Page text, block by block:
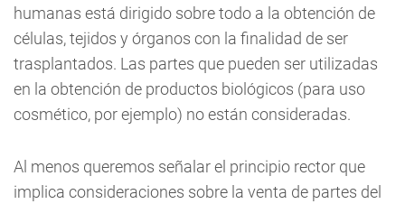
humanas está dirigido sobre todo a la obtención de
células, tejidos y órganos con la finalidad de ser
trasplantados. Las partes que pueden ser utilizadas
en la obtención de productos biológicos (para uso
cosmético, por ejemplo) no están consideradas.
Al menos queremos señalar el principio rector que
implica consideraciones sobre la venta de partes del